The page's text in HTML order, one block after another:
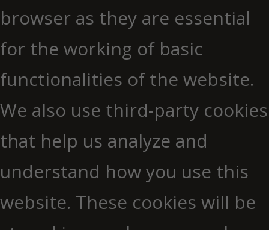
browser as they are essential
for the working of basic
functionalities of the website.
We also use third-party cookies
that help us analyze and
understand how you use this
website. These cookies will be